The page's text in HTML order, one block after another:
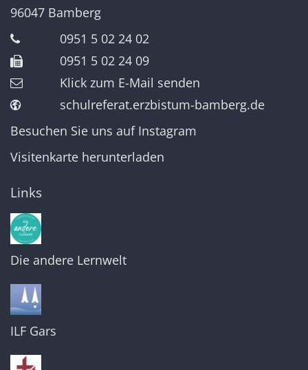
96047 Bamberg
0951 5 02 24 02
0951 5 02 24 09
Klick zum E-Mail senden
schulreferat.erzbistum-bamberg.de
Besuchen Sie uns auf Instagram
Visitenkarte herunterladen
Links
Die andere Lernwelt
ILF Gars